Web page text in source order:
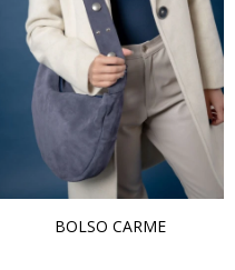
BOLSO CARME